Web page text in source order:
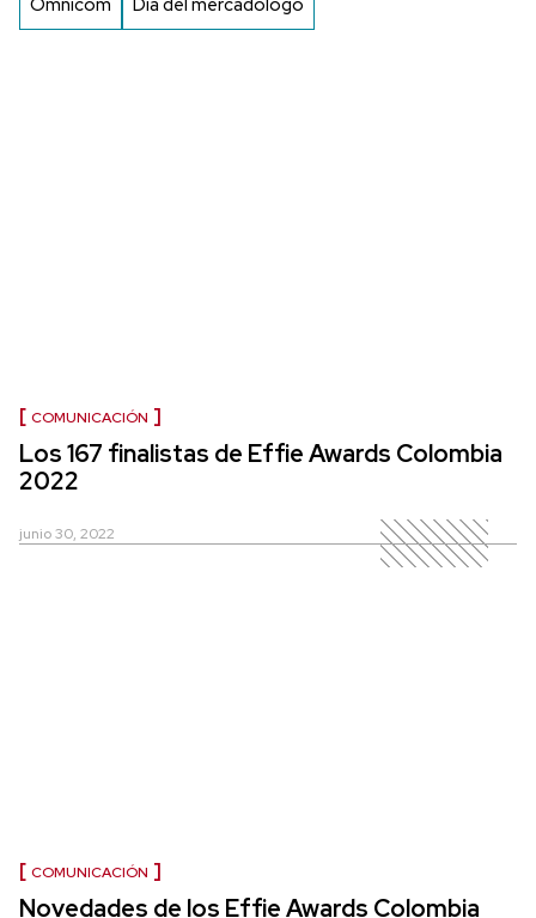
Omnicom Día del mercadólogo
COMUNICACIÓN
Los 167 finalistas de Effie Awards Colombia
2022
junio 30, 2022
COMUNICACIÓN
Novedades de los Effie Awards Colombia